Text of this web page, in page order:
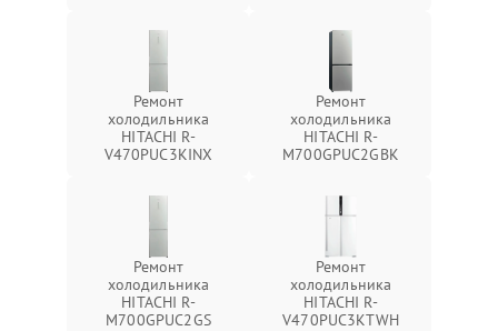
Ремонт
холодильника
HITACHI R-
V470PUC3KINX
Ремонт
холодильника
HITACHI R-
M700GPUC2GBK
Ремонт
холодильника
HITACHI R-
M700GPUC2GS
Ремонт
холодильника
HITACHI R-
V470PUC3KTWH